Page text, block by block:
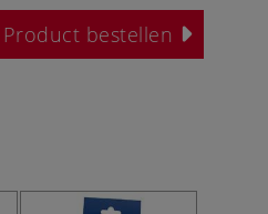
Product bestellen